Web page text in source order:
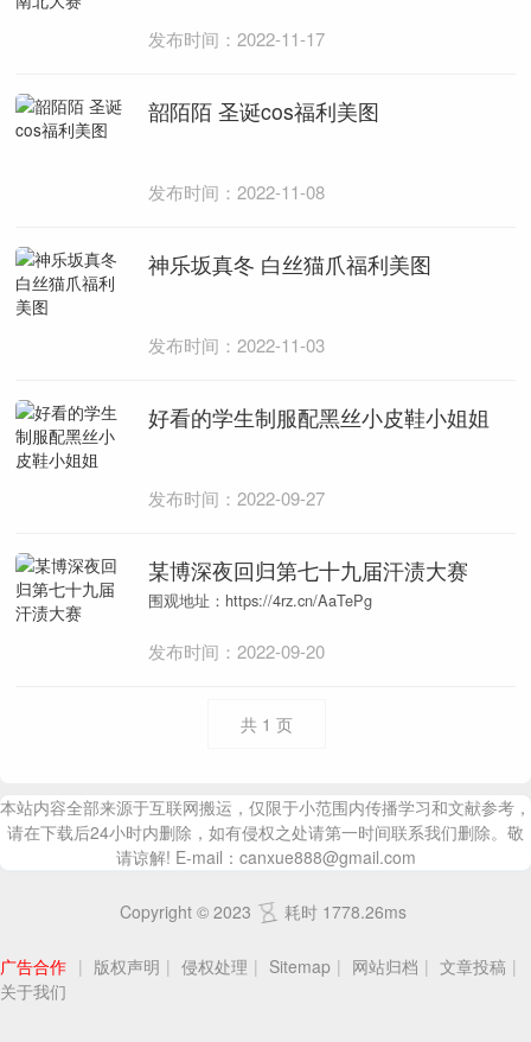
发布时间：2022-11-17
韶陌陌 圣诞cos福利美图
发布时间：2022-11-08
神乐坂真冬 白丝猫爪福利美图
发布时间：2022-11-03
好看的学生制服配黑丝小皮鞋小姐姐
发布时间：2022-09-27
某博深夜回归第七十九届汗渍大赛
围观地址：https://4rz.cn/AaTePg
发布时间：2022-09-20
共 1 页
本站内容全部来源于互联网搬运，仅限于小范围内传播学习和文献参考，
请在下载后24小时内删除，如有侵权之处请第一时间联系我们删除。敬
请谅解! E-mail：canxue888@gmail.com
Copyright © 2023 耗时 1778.26ms
广告合作 | 版权声明 | 侵权处理 | Sitemap | 网站归档 | 文章投稿 |
关于我们